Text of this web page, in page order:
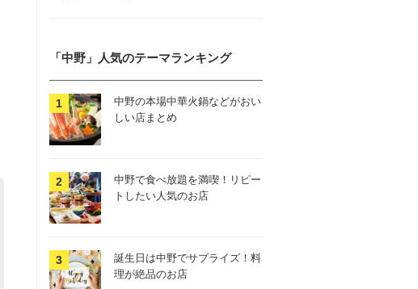
「中野」人気のテーマランキング
中野の本場中華火鍋などがおい
しい店まとめ
中野で食べ放題を満喫！リピー
トしたい人気のお店
誕生日は中野でサプライズ！料
理が絶品のお店